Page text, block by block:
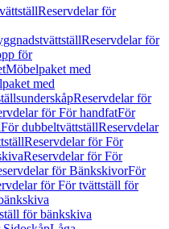
Reservdelar för
Reservdelar för
för
Möbelpaket med
med
Reservdelar för
för För handfatFör
För dubbeltvättställReservdelar
Reservdelar för För
Reservdelar för För
för BänkskivorFör
för För tvättställ för
för bänkskiva